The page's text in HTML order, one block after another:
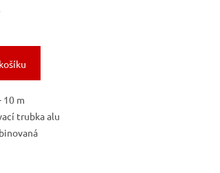
10 m
trubka alu